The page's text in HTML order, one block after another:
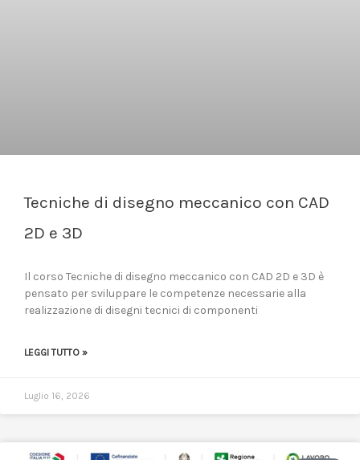
Tecniche di disegno meccanico con CAD
2D e 3D
Il corso Tecniche di disegno meccanico con CAD 2D e 3D è
pensato per sviluppare le competenze necessarie alla
realizzazione di disegni tecnici di componenti
LEGGI TUTTO »
Luglio 16, 2026